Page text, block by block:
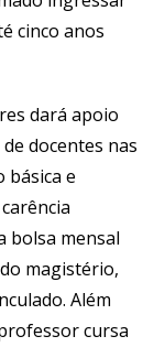
cinco anos
dará apoio
docentes nas
básica e
bolsa mensal
magistério,
Além
cursa